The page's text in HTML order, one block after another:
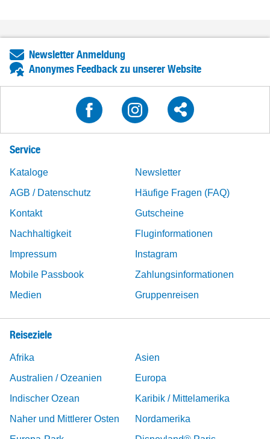
Newsletter Anmeldung
Anonymes Feedback zu unserer Website
Service
Kataloge
Newsletter
AGB / Datenschutz
Häufige Fragen (FAQ)
Kontakt
Gutscheine
Nachhaltigkeit
Fluginformationen
Impressum
Instagram
Mobile Passbook
Zahlungsinformationen
Medien
Gruppenreisen
Reiseziele
Afrika
Asien
Australien / Ozeanien
Europa
Indischer Ozean
Karibik / Mittelamerika
Naher und Mittlerer Osten
Nordamerika